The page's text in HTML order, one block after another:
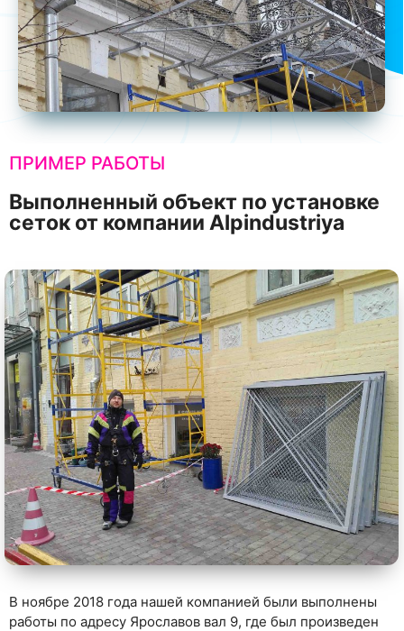
ПРИМЕР РАБОТЫ
Выполненный объект по установке
сеток от компании Alpindustriya
В ноябре 2018 года нашей компанией были выполнены
работы по адресу Ярославов вал 9, где был произведен